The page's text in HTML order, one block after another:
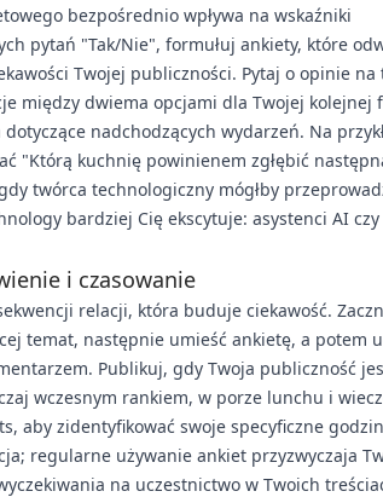
bezpośrednio wpływa na wskaźniki
pytań "Tak/Nie", formułuj ankiety, które
Twojej publiczności. Pytaj o opinie na
między dwiema opcjami dla Twojej kolejnej
nadchodzących wydarzeń. Na
"Którą kuchnię powinienem zgłębić
twórca technologiczny mógłby
bardziej Cię ekscytuje: asystenci AI czy
i czasowanie
relacji, która buduje ciekawość.
temat, następnie umieść ankietę, a potem
Publikuj, gdy Twoja publiczność
wczesnym rankiem, w porze lunchu i
aby zidentyfikować swoje specyficzne
regularne używanie ankiet przyzwyczaja
na uczestnictwo w Twoich